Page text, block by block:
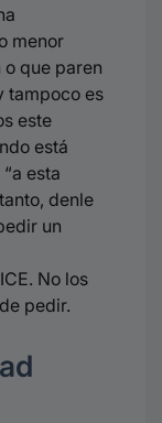
menor
que paren
tampoco es
este
está
esta
denle
un
No los
pedir.